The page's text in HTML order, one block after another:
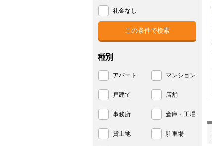
礼金なし
種別
アパート マンション
戸建て 店舗
事務所 倉庫・工場
貸土地 駐車場